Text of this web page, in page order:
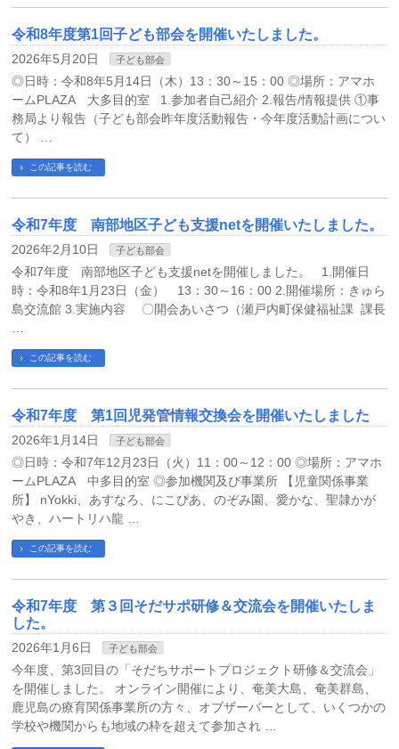
令和8年度第1回子ども部会を開催いたしました。
2026年5月20日 子ども部会
◎日時：令和8年5月14日（木）13：30～15：00 ◎場所：アマホ
ームPLAZA 大多目的室 1.参加者自己紹介 2.報告/情報提供 ①事
務局より報告（子ども部会昨年度活動報告・今年度活動計画につい
て） …
この記事を読む
令和7年度 南部地区子ども支援netを開催いたしました。
2026年2月10日 子ども部会
令和7年度 南部地区子ども支援netを開催しました。 1.開催日
時：令和8年1月23日（金） 13：30～16：00 2.開催場所：きゅら
島交流館 3.実施内容 〇開会あいさつ（瀬戸内町保健福祉課 課長
この記事を読む
令和7年度 第1回児発管情報交換会を開催いたしました
2026年1月14日 子ども部会
◎日時：令和7年12月23日（火）11：00～12：00 ◎場所：アマホ
ームPLAZA 中多目的室 ◎参加機関及び事業所 【児童関係事業
所】 nYokki、あすなろ、にこぴあ、のぞみ園、愛かな、聖隷かが
やき、ハートリハ龍 …
この記事を読む
令和7年度 第３回そだサポ研修＆交流会を開催いたしま
した。
2026年1月6日 子ども部会
今年度、第3回目の「そだちサポートプロジェクト研修＆交流会」
を開催しました。 オンライン開催により、奄美大島、奄美群島、
鹿児島の療育関係事業所の方々、オブザーバーとして、いくつかの
学校や機関からも地域の枠を超えて参加され …